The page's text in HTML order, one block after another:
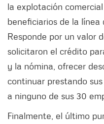
la explotación
beneficiarios de la
Responde por un valor
solicitaron el crédito
y la nómina, ofrecer
continuar prestando
a ninguno de sus 30
Finalmente, el último